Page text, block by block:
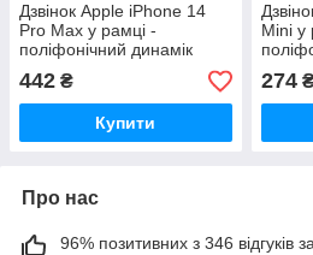
Дзвінок Apple iPhone 14
Pro Max у рамці -
поліфонічний динамік
(оригінал Китай)
442 ₴
Купити
Mini у
274
Про нас
96% позитивних з 346 відгуків